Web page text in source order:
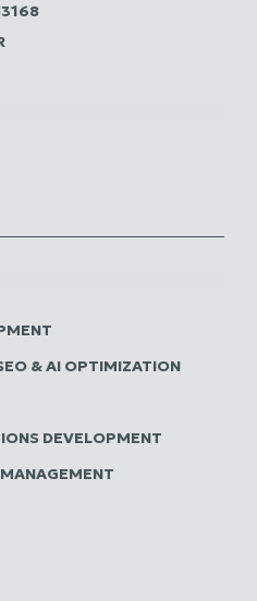
& AI OPTIMIZATION
DEVELOPMENT